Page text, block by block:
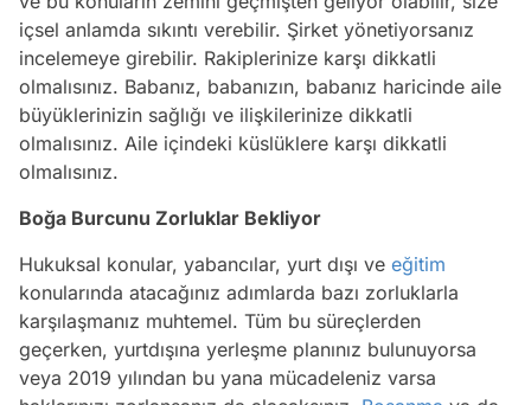
içsel anlamda sıkıntı verebilir. Şirket yönetiyorsanız
incelemeye girebilir. Rakiplerinize karşı dikkatli
olmalısınız. Babanız, babanızın, babanız haricinde aile
büyüklerinizin sağlığı ve ilişkilerinize dikkatli
olmalısınız. Aile içindeki küslüklere karşı dikkatli
olmalısınız.
Boğa Burcunu Zorluklar Bekliyor
Hukuksal konular, yabancılar, yurt dışı ve eğitim
konularında atacağınız adımlarda bazı zorluklarla
karşılaşmanız muhtemel. Tüm bu süreçlerden
geçerken, yurtdışına yerleşme planınız bulunuyorsa
veya 2019 yılından bu yana mücadeleniz varsa